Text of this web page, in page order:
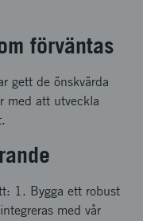
förväntas
gett de önskvärda
med att utveckla
1. Bygga ett robust
med vår